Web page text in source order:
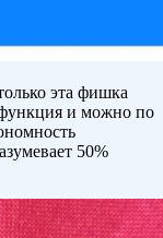
эта фишка
и можно по
50%